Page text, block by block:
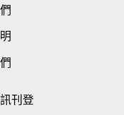
刊登